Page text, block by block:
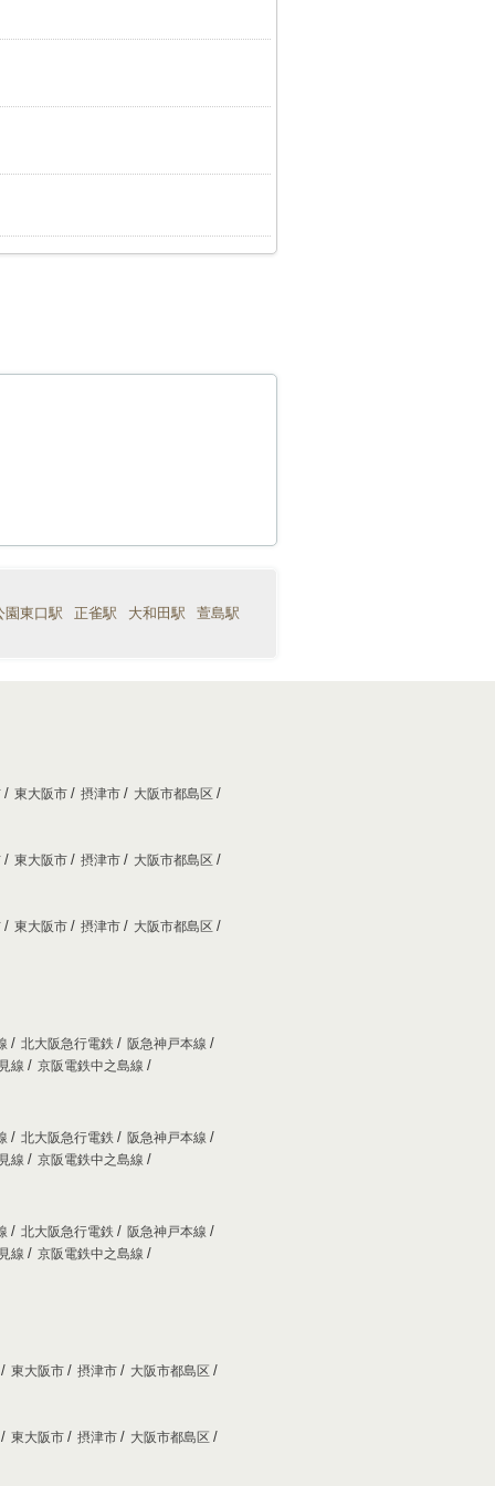
園東口駅 正雀駅 大和田駅
萱島駅
東大阪市 摂津市
大阪市都島区
東大阪市 摂津市
大阪市都島区
東大阪市 摂津市
大阪市都島区
北大阪急行電鉄
阪急神戸本線
線
京阪電鉄中之島線
北大阪急行電鉄
阪急神戸本線
線
京阪電鉄中之島線
北大阪急行電鉄
阪急神戸本線
線
京阪電鉄中之島線
東大阪市 摂津市
大阪市都島区
東大阪市 摂津市
大阪市都島区